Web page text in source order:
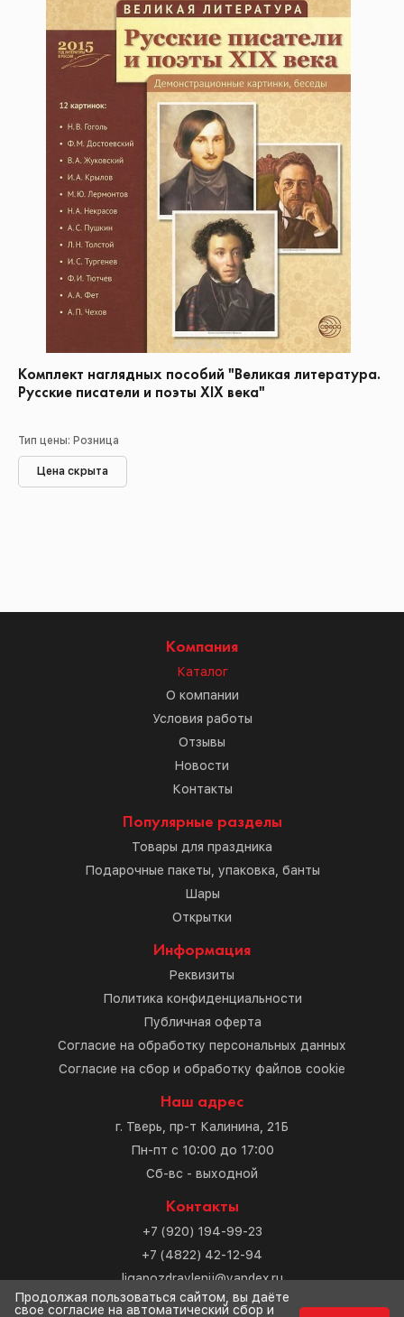
Комплект наглядных пособий "Великая литература.
Русские писатели и поэты XIX века"
Тип цены: Розница
Цена скрыта
Компания
Каталог
О компании
Условия работы
Отзывы
Новости
Контакты
Популярные разделы
Товары для праздника
Подарочные пакеты, упаковка, банты
Шары
Открытки
Информация
Реквизиты
Политика конфиденциальности
Публичная оферта
Согласие на обработку персональных данных
Согласие на сбор и обработку файлов cookie
Наш адрес
г. Тверь, пр-т Калинина, 21Б
Пн-пт с 10:00 до 17:00
Сб-вс - выходной
Контакты
+7 (920) 194-99-23
+7 (4822) 42-12-94
ligapozdravlenij@yandex.ru
Продолжая пользоваться сайтом, вы даёте
свое согласие на автоматический сбор и